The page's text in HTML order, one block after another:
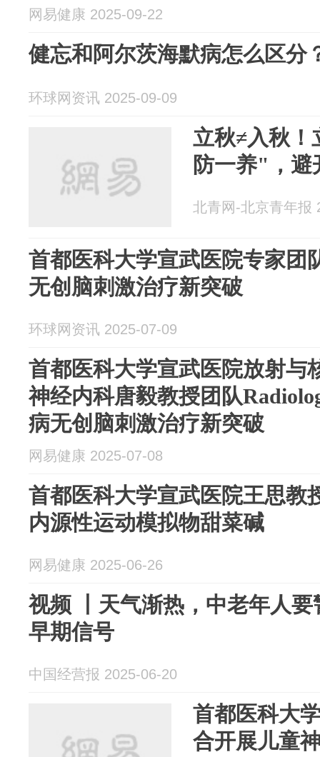
网易健康 2025-09-22
健忘和阿尔茨海默病怎么区分
环球网资讯 2025-09-09
立秋≠入秋
防一养"，避
北青网-北京青年报
首都医科大学宣武医院专家团
无创脑刺激治疗新突破
环球网资讯 2025-07-09
首都医科大学宣武医院放射与
神经内科唐毅教授团队
病无创脑刺激治疗新突破
网易健康 2025-07-08
首都医科大学宣武医院王思教
内源性运动模拟物甜菜碱
网易健康 2025-06-26
视频 丨天气渐热，中老年人
早期信号
中国经营报 2025-06-20
首都医科大
合开展儿童